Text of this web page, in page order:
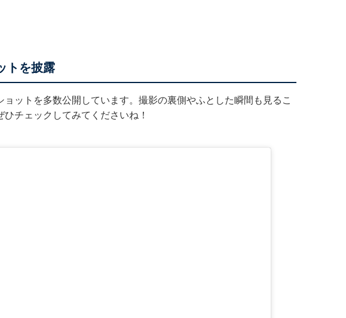
トを披露
ットを多数公開しています。撮影の裏側やふとした瞬間も見るこ
チェックしてみてくださいね！